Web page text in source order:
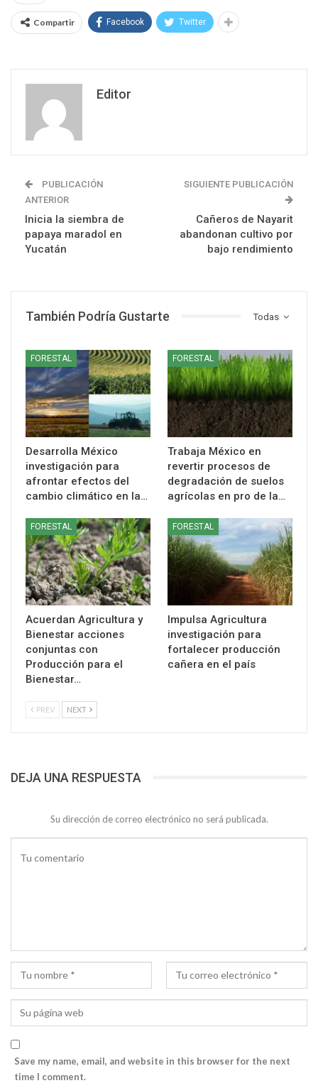
Compartir Facebook Twitter
Editor
PUBLICACIÓN
ANTERIOR
Inicia la siembra de
papaya maradol en
Yucatán
SIGUIENTE PUBLICACIÓN
Cañeros de Nayarit
abandonan cultivo por
bajo rendimiento
Todas
También Podría Gustarte
FORESTAL
Desarrolla México
investigación para
afrontar efectos del
cambio climático en la…
FORESTAL
Trabaja México en
revertir procesos de
degradación de suelos
agrícolas en pro de la…
FORESTAL
Acuerdan Agricultura y
Bienestar acciones
conjuntas con
Producción para el
Bienestar…
FORESTAL
Impulsa Agricultura
investigación para
fortalecer producción
cañera en el país
PREV NEXT
DEJA UNA RESPUESTA
Su dirección de correo electrónico no será publicada.
Save my name, email, and website in this browser for the next
time I comment.